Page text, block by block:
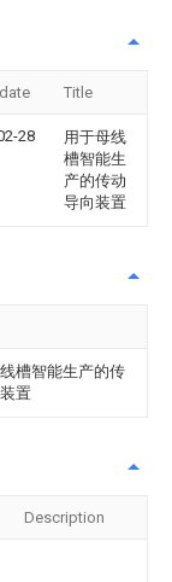
Title
28
用于母线
槽智能生
产的传动
导向装置
槽智能生产的传
置
Description